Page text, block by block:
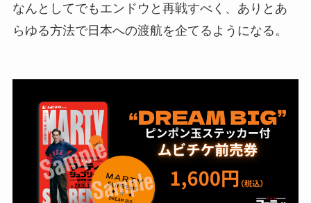
なんとしてでもエンドウと再戦すべく、ありとあ
らゆる方法で日本への渡航を企てるようになる。